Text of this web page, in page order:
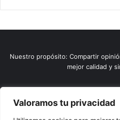
Valoramos tu privacidad
Nuestro propósito: Compartir
mejor calidad y
© Copyright 2026, Todos los